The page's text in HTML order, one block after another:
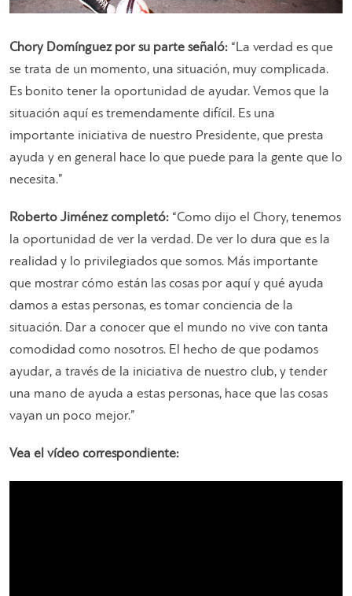
Chory Domínguez por su parte señaló: “La verdad es que
se trata de un momento, una situación, muy complicada.
Es bonito tener la oportunidad de ayudar. Vemos que la
situación aquí es tremendamente difícil. Es una
importante iniciativa de nuestro Presidente, que presta
ayuda y en general hace lo que puede para la gente que lo
necesita.”
Roberto Jiménez completó: “Como dijo el Chory, tenemos
la oportunidad de ver la verdad. De ver lo dura que es la
realidad y lo privilegiados que somos. Más importante
que mostrar cómo están las cosas por aquí y qué ayuda
damos a estas personas, es tomar conciencia de la
situación. Dar a conocer que el mundo no vive con tanta
comodidad como nosotros. El hecho de que podamos
ayudar, a través de la iniciativa de nuestro club, y tender
una mano de ayuda a estas personas, hace que las cosas
vayan un poco mejor.”
Vea el vídeo correspondiente: